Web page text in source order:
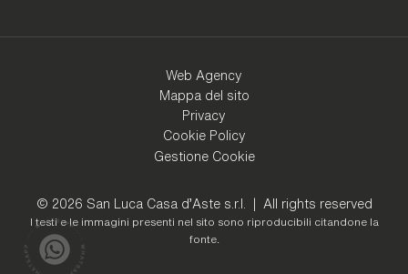
© 2026 San Luca Casa d'Aste s.r.l. | All rights reserved
I testi e le immagini presenti nel sito sono riproducibili citandone la
fonte.
Web Agency
Mappa del sito
Privacy
Cookie Policy
Gestione Cookie